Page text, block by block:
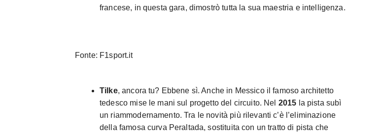
francese, in questa gara, dimostrò tutta la sua maestria e intelligenza.
Fonte: F1sport.it
Tilke, ancora tu? Ebbene sì. Anche in Messico il famoso architetto
tedesco mise le mani sul progetto del circuito. Nel 2015 la pista subì
un riammodernamento. Tra le novità più rilevanti c’è l’eliminazione
della famosa curva Peraltada, sostituita con un tratto di pista che